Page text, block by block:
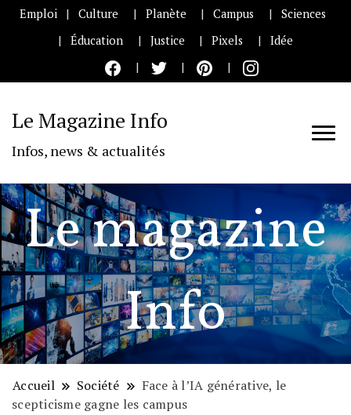
Emploi Culture Planète Campus
Sciences
Éducation
Justice Pixels Idée
Le Magazine Info
Infos, news & actualités
Le magazine
Info
Accueil Société
Face à l’IA générative, le
scepticisme gagne les campus